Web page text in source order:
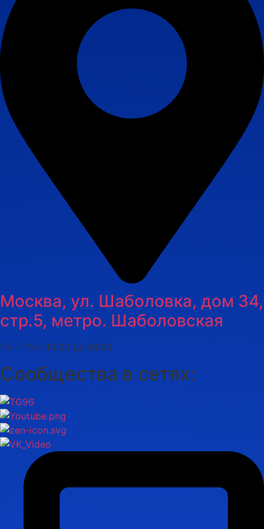
Москва, ул. Шаболовка, дом 34,
стр.5, метро. Шаболовская
Пн - Пт с 10:00 до 18:00
Сообщества в сетях: